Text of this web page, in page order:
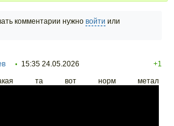
комментарии нужно войти или
• 15:35 24.05.2026
+1
та вот норм метал